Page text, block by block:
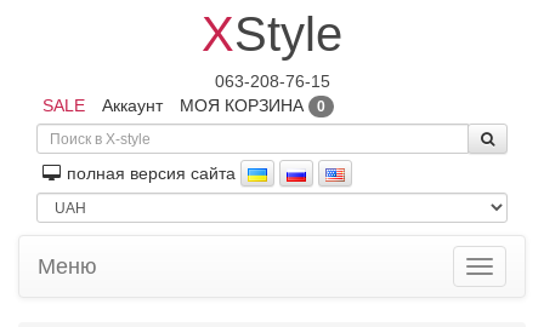
XStyle
063-208-76-15
SALE
Аккаунт МОЯ КОРЗИНА 0
полная версия сайта
Toggle
Меню